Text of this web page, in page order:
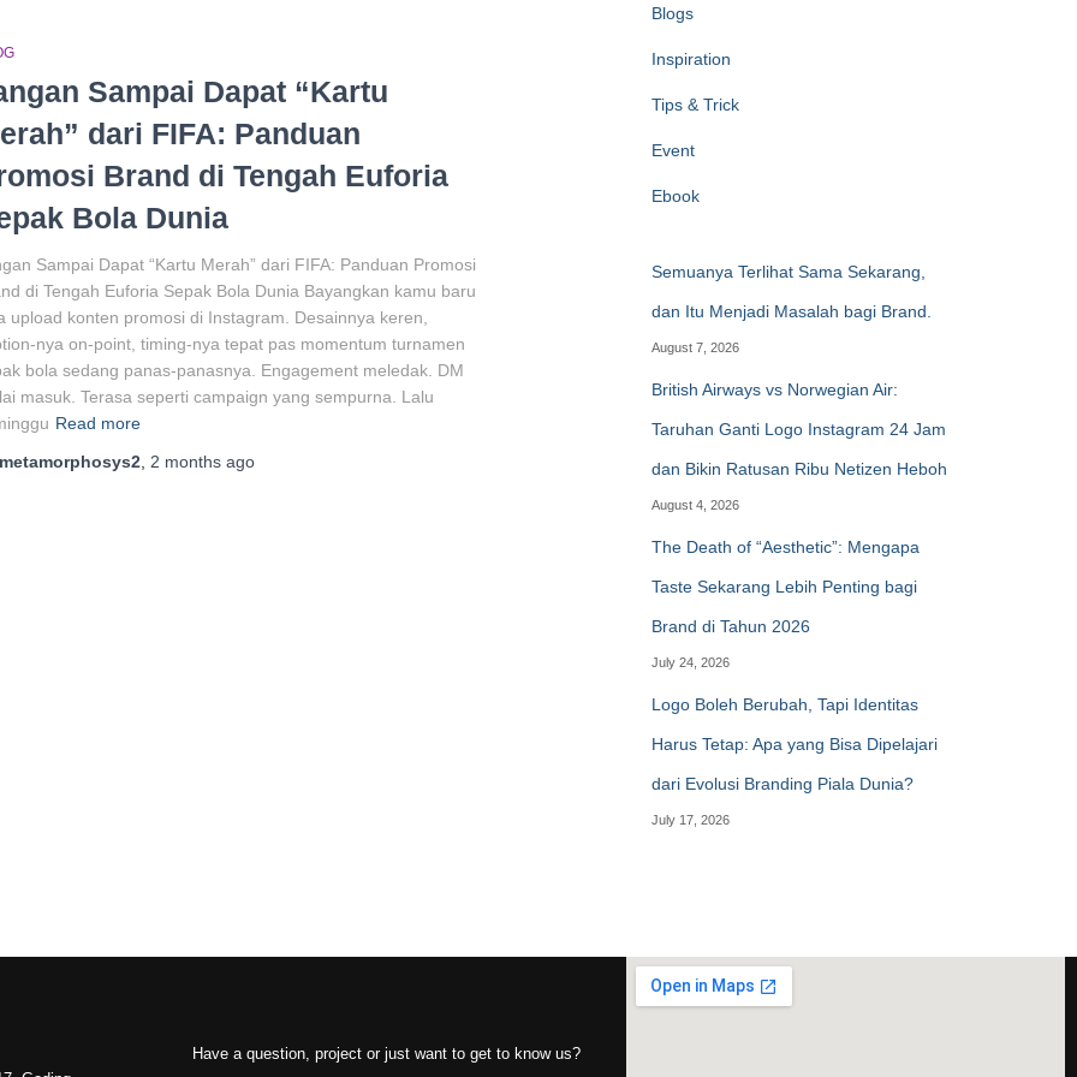
Sampai Dapat “Kartu
dari FIFA: Panduan
Brand di Tengah Euforia
Bola Dunia
Sampai Dapat “Kartu Merah” dari FIFA: Panduan Promosi
di Tengah Euforia Sepak Bola Dunia Bayangkan kamu baru
upload konten promosi di Instagram. Desainnya keren,
nya on-point, timing-nya tepat pas momentum turnamen
bola sedang panas-panasnya. Engagement meledak. DM
masuk. Terasa seperti campaign yang sempurna. Lalu
Read more
metamorphosys2 2 months ago
Blogs
Inspiration
Tips & Trick
Event
Ebook
Semuanya Terlihat Sama Sekarang,
dan Itu Menjadi Masalah bagi Brand.
August 7, 2026
British Airways vs Norwegian Air:
Taruhan Ganti Logo Instagram 24 Jam
dan Bikin Ratusan Ribu Netizen Heboh
August 4, 2026
The Death of “Aesthetic”: Mengapa
Taste Sekarang Lebih Penting bagi
Brand di Tahun 2026
July 24, 2026
Logo Boleh Berubah, Tapi Identitas
Harus Tetap: Apa yang Bisa Dipelajari
dari Evolusi Branding Piala Dunia?
July 17, 2026
Have a question, project or just want to get to know us?